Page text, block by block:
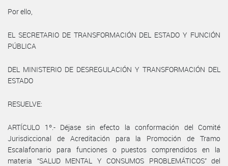
Por ello,
EL SECRETARIO DE TRANSFORMACIÓN DEL ESTADO Y FUNCIÓN
PÚBLICA
DEL MINISTERIO DE DESREGULACIÓN Y TRANSFORMACIÓN DEL
ESTADO
RESUELVE:
ARTÍCULO 1º.- Déjase sin efecto la conformación del Comité
Jurisdiccional de Acreditación para la Promoción de Tramo
Escalafonario para funciones o puestos comprendidos en la
materia “SALUD MENTAL Y CONSUMOS PROBLEMÁTICOS” del